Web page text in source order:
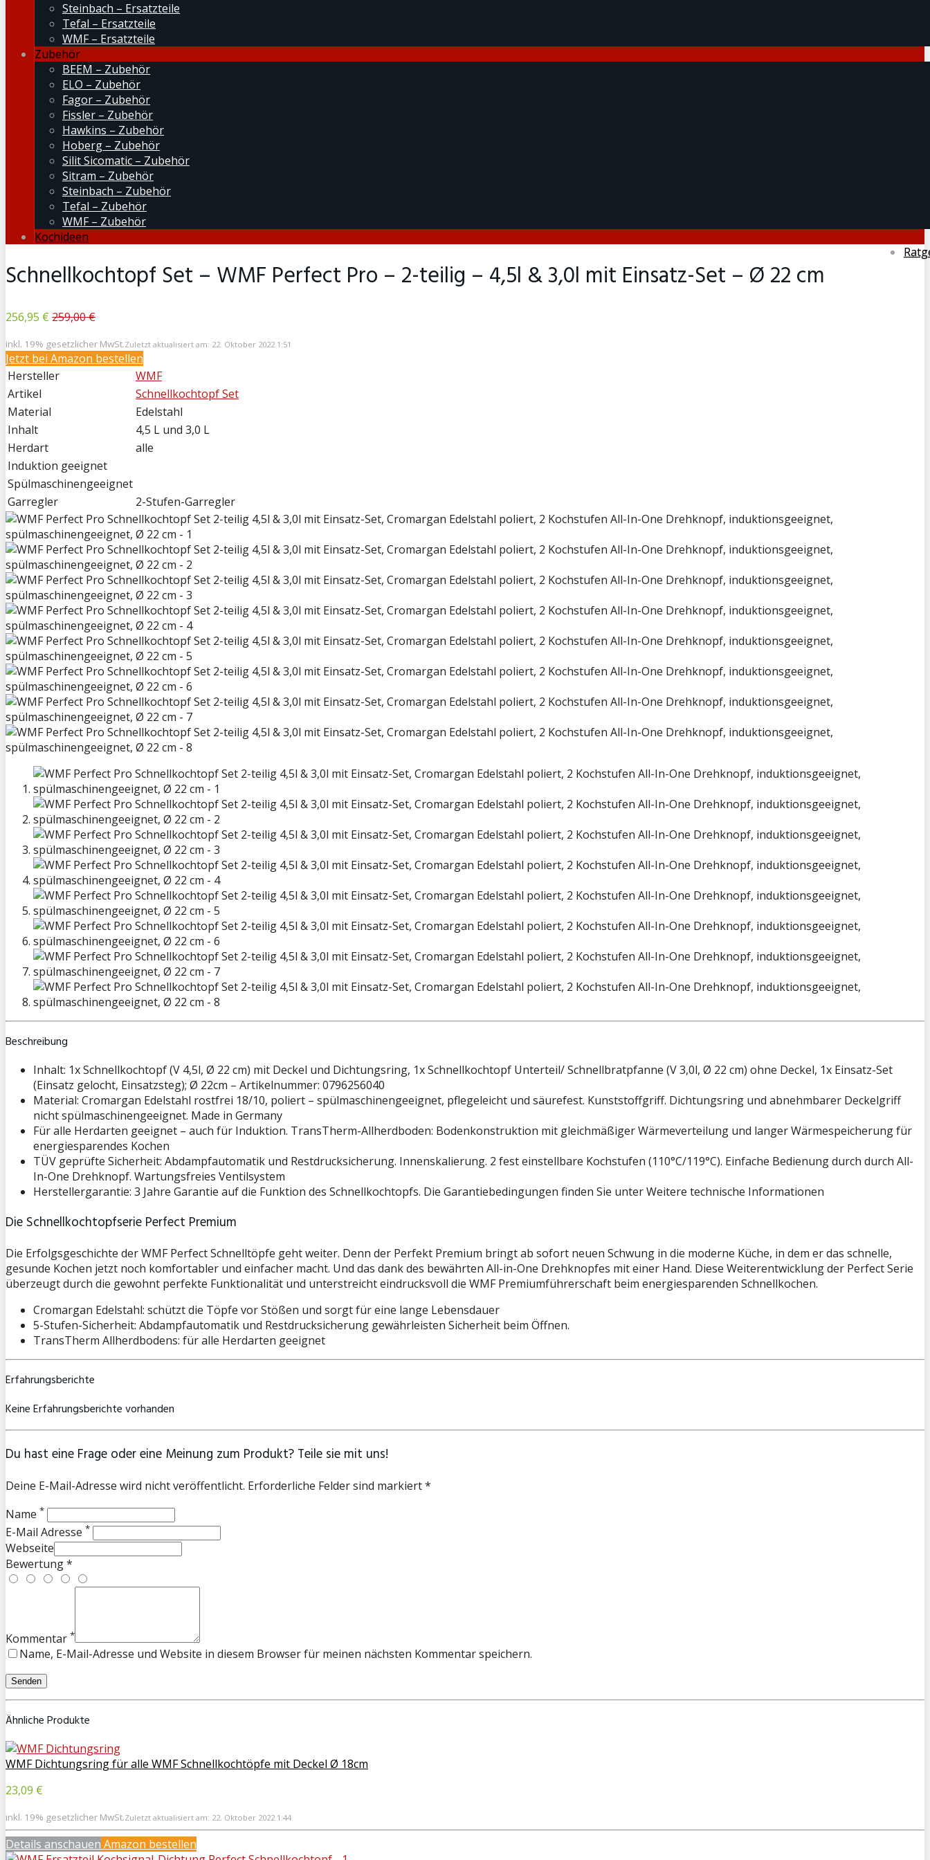
Steinbach – Ersatzteile
Tefal – Ersatzteile
WMF – Ersatzteile
Zubehör
BEEM – Zubehör
ELO – Zubehör
Fagor – Zubehör
Fissler – Zubehör
Hawkins – Zubehör
Hoberg – Zubehör
Silit Sicomatic – Zubehör
Sitram – Zubehör
Steinbach – Zubehör
Tefal – Zubehör
WMF – Zubehör
Kochideen
Schnellkochtopf Set – WMF Perfect Pro – 2-teilig – 4,5l & 3,0l mit Einsatz-Set – Ø 22 cm
256,95 € 259,00 €
inkl. 19% gesetzlicher MwSt.Zuletzt aktualisiert am: 22. Oktober 2022 1:51
Jetzt bei Amazon bestellen
Hersteller
WMF
Artikel
Schnellkochtopf Set
Material
Edelstahl
Inhalt
4,5 L und 3,0 L
Herdart
alle
Induktion geeignet
Spülmaschinengeeignet
Garregler
2-Stufen-Garregler
Beschreibung
Inhalt: 1x Schnellkochtopf (V 4,5l, Ø 22 cm) mit Deckel und Dichtungsring, 1x Schnellkochtopf Unterteil/ Schnellbratpfanne (V 3,0l, Ø 22 cm) ohne Deckel, 1x Einsatz-Set
(Einsatz gelocht, Einsatzsteg); Ø 22cm – Artikelnummer: 0796256040
Material: Cromargan Edelstahl rostfrei 18/10, poliert – spülmaschinengeeignet, pflegeleicht und säurefest. Kunststoffgriff. Dichtungsring und abnehmbarer Deckelgriff
nicht spülmaschinengeeignet. Made in Germany
Für alle Herdarten geeignet – auch für Induktion. TransTherm-Allherdboden: Bodenkonstruktion mit gleichmäßiger Wärmeverteilung und langer Wärmespeicherung für
energiesparendes Kochen
TÜV geprüfte Sicherheit: Abdampfautomatik und Restdrucksicherung. Innenskalierung. 2 fest einstellbare Kochstufen (110°C/119°C). Einfache Bedienung durch durch All-
In-One Drehknopf. Wartungsfreies Ventilsystem
Herstellergarantie: 3 Jahre Garantie auf die Funktion des Schnellkochtopfs. Die Garantiebedingungen finden Sie unter Weitere technische Informationen
Die Schnellkochtopfserie Perfect Premium
Die Erfolgsgeschichte der WMF Perfect Schnelltöpfe geht weiter. Denn der Perfekt Premium bringt ab sofort neuen Schwung in die moderne Küche, in dem er das schnelle,
gesunde Kochen jetzt noch komfortabler und einfacher macht. Und das dank des bewährten All-in-One Drehknopfes mit einer Hand. Diese Weiterentwicklung der Perfect Serie
überzeugt durch die gewohnt perfekte Funktionalität und unterstreicht eindrucksvoll die WMF Premiumführerschaft beim energiesparenden Schnellkochen.
Cromargan Edelstahl: schützt die Töpfe vor Stößen und sorgt für eine lange Lebensdauer
5-Stufen-Sicherheit: Abdampfautomatik und Restdrucksicherung gewährleisten Sicherheit beim Öffnen.
TransTherm Allherdbodens: für alle Herdarten geeignet
Erfahrungsberichte
Keine Erfahrungsberichte vorhanden
Du hast eine Frage oder eine Meinung zum Produkt? Teile sie mit uns!
Deine E-Mail-Adresse wird nicht veröffentlicht. Erforderliche Felder sind markiert *
Name *
E-Mail Adresse *
Webseite
Bewertung *
Kommentar *
Name, E-Mail-Adresse und Website in diesem Browser für meinen nächsten Kommentar speichern.
Ähnliche Produkte
WMF Dichtungsring für alle WMF Schnellkochtöpfe mit Deckel Ø 18cm
23,09 €
inkl. 19% gesetzlicher MwSt.Zuletzt aktualisiert am: 22. Oktober 2022 1:44
Details anschauen Amazon bestellen